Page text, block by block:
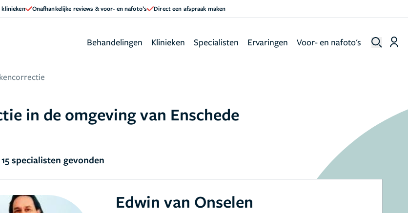
Onafhankelijke reviews & voor- en nafoto’s Direct een afspraak maken
Behandelingen Klinieken Specialisten Ervaringen Voor- en nafoto's
in de omgeving van Enschede
specialisten gevonden
Edwin van Onselen